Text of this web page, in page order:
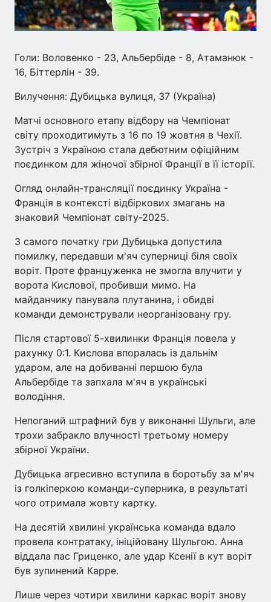
Голи: Воловенко - 23, Альбербіде - 8, Атаманюк -
16, Біттерлін - 39.
Вилучення: Дубицька вулиця, 37 (Україна)
Матчі основного етапу відбору на Чемпіонат
світу проходитимуть з 16 по 19 жовтня в Чехії.
Зустріч з Україною стала дебютним офіційним
поєдинком для жіночої збірної Франції в її історії.
Огляд онлайн-трансляції поєдинку Україна -
Франція в контексті відбіркових змагань на
знаковий Чемпіонат світу-2025.
З самого початку гри Дубицька допустила
помилку, передавши м'яч суперниці біля своїх
воріт. Проте француженка не змогла влучити у
ворота Кислової, пробивши мимо. На
майданчику панувала плутанина, і обидві
команди демонстрували неорганізовану гру.
Після стартової 5-хвилинки Франція повела у
рахунку 0:1. Кислова впоралась із дальнім
ударом, але на добиванні першою була
Альбербіде та запхала м'яч в українські
володіння.
Непоганий штрафний був у виконанні Шульги, але
трохи забракло влучності третьому номеру
збірної України.
Дубицька агресивно вступила в боротьбу за м'яч
із голкіперкою команди-суперника, в результаті
чого отримала жовту картку.
На десятій хвилині українська команда вдало
провела контратаку, ініційовану Шульгою. Анна
віддала пас Гриценко, але удар Ксенії в кут воріт
був зупинений Карре.
Лише через чотири хвилини каркас воріт знову